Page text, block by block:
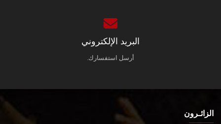
البريد الإلكتروني
أرسل استفسارك.
الزائـرون